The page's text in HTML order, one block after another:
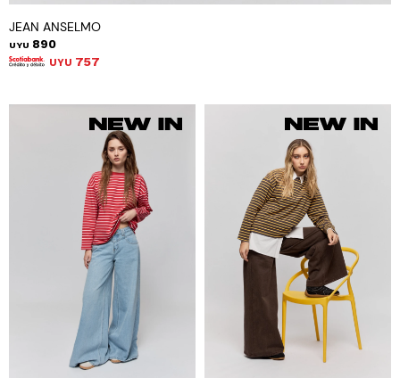
JEAN ANSELMO
UYU 890
UYU 757